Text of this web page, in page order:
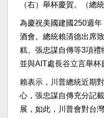
（右）舉杯慶賀。（總
為慶祝美國建國250週
酒會。總統賴清德出席
糕、張忠謀自傳等3項
並與AIT處長谷立言舉杯
賴表示，川普總統近期
心，張忠謀自傳充分記
展，如此，川普會對台